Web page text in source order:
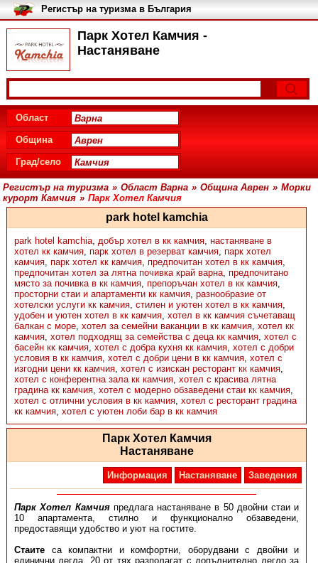
Парк Хотел Камчия -
Настаняване
Регистър на туризма в България
Област
Община
Град/село
Регистър на туризма » Област Варна » Община Аврен » Морки
курорт Камчия » Парк Хотел Камчия
park hotel kamchia
park hotel kamchia, добър хотел в кк камчия, настаняване в
хотел кк камчия, парк хотел в резерват камчия, парк хотел
камчия, парк хотел кк камчия, предпочитан хотел в кк камчия,
предпочитан хотел за лятна почивка край варна, предпочитано
място за почивка в кк камчия, препоръчан хотел в кк камчия,
просторни стаи и апартаменти кк камчия, разнообразие от
хотелски услуги кк камчия, стилен и уютен хотел в кк камчия,
удобен и уютен хотел в кк камчия, хотел в кк камчия съчетаващ
балкан с море, хотел за семейни ваканции в кк камчия, хотел кк
камчия, хотел подходящ за семейства с деца кк камчия, хотел с
басейн кк камчия, хотел с добра кухня кк камчия, хотел с добри
условия в кк камчия, хотел с добри цени в кк камчия, хотел с
изгодни цени кк камчия, хотел с изискан ресторант кк камчия,
хотел с конферентна зала кк камчия, хотел с красива лятна
градина кк камчия, хотел с модерно обзаведени стаи кк камчия,
хотел с отлични условия в кк камчия, хотел с ресторант градина
кк камчия, хотел с уютен лоби бар в кк камчия
Парк Хотел Камчия
Настаняване
Информация Настаняване Заведения
Парк Хотел Камчияпредлага настаняване в 50 двойни стаи и
10 апартамента, стилно и функционално обзаведени,
предоставящи удобство и уют на гостите.
Стаитеса компактни и комфортни, оборудвани с двойни и
единични легла. 20 от тях разполагат с допълнително легло за